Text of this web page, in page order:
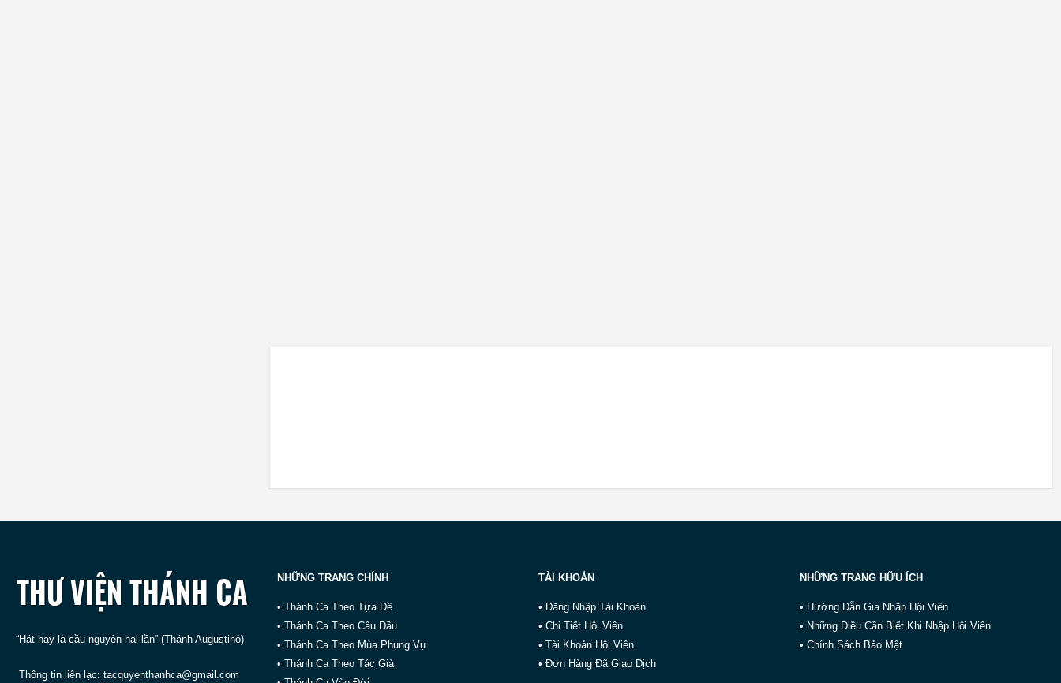
“Hát hay là cầu nguyện hai lần” (Thánh Augustinô)
Thông tin liên lạc: tacquyenthanhca@gmail.com
NHỮNG TRANG CHÍNH
• Thánh Ca Theo Tựa Đề
• Thánh Ca Theo Câu Đầu
• Thánh Ca Theo Mùa Phụng Vụ
• Thánh Ca Theo Tác Giả
TÀI KHOẢN
• Đăng Nhập Tài Khoản
• Chi Tiết Hội Viên
• Tài Khoản Hội Viên
• Đơn Hàng Đã Giao Dịch
NHỮNG TRANG HỮU ÍCH
• Hướng Dẫn Gia Nhập Hội Viên
• Những Điều Cần Biết Khi Nhập Hội Viên
• Chính Sách Bảo Mật